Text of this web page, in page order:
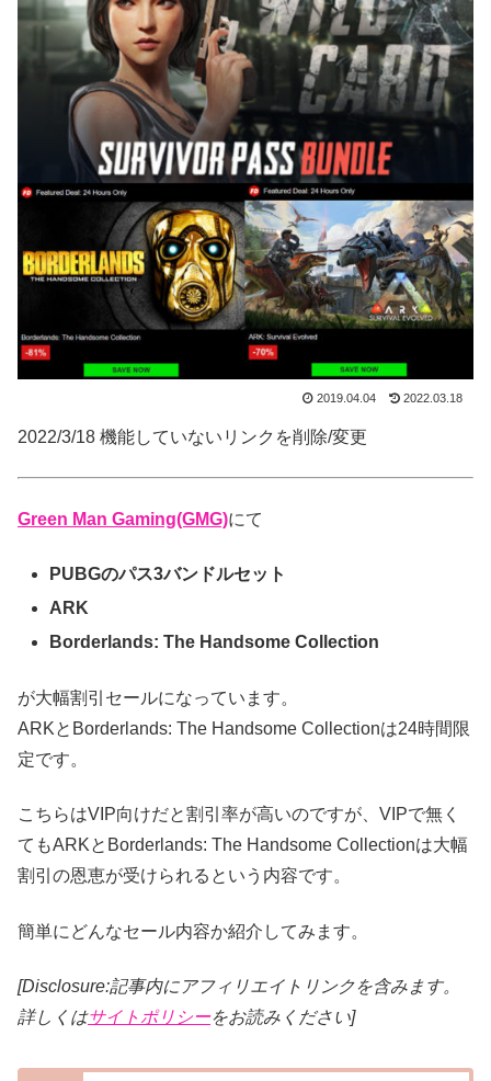
2019.04.04 2022.03.18
2022/3/18 機能していないリンクを削除/変更
Green Man Gaming(GMG)にて
PUBGのパス3バンドルセット
ARK
Borderlands: The Handsome Collection
が大幅割引セールになっています。
ARKとBorderlands: The Handsome Collectionは24時間限
定です。
こちらはVIP向けだと割引率が高いのですが、VIPで無く
てもARKとBorderlands: The Handsome Collectionは大幅
割引の恩恵が受けられるという内容です。
簡単にどんなセール内容か紹介してみます。
[Disclosure:記事内にアフィリエイトリンクを含みます。
詳しくはサイトポリシーをお読みください]